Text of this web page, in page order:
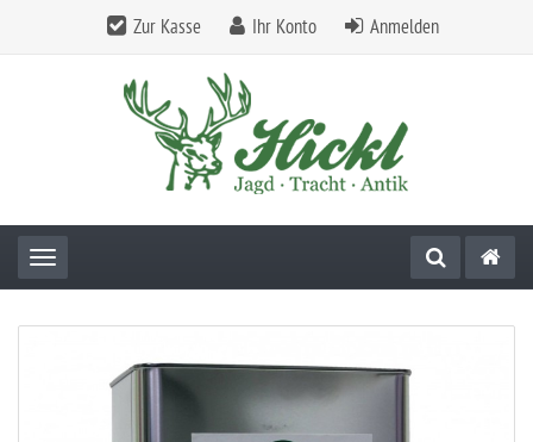
Zur Kasse Ihr Konto Anmelden
Toggle navigation